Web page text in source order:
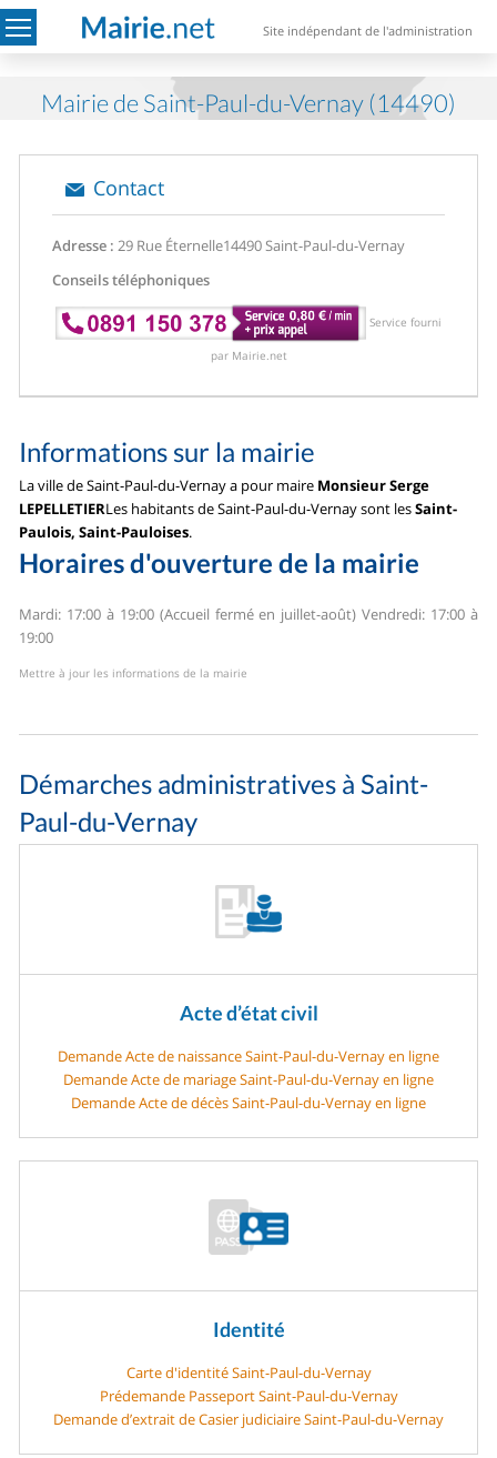
Site indépendant de l'administration
Mairie de Saint-Paul-du-Vernay (14490)
Contact
Adresse : 29 Rue Éternelle14490 Saint-Paul-du-Vernay
Conseils téléphoniques
Service fourni
par Mairie.net
Informations sur la mairie
La ville de Saint-Paul-du-Vernay a pour maire Monsieur Serge
LEPELLETIERLes habitants de Saint-Paul-du-Vernay sont lesSaint-
Paulois, Saint-Pauloises.
Horaires d'ouverture de la mairie
Mardi: 17:00 à 19:00 (Accueil fermé en juillet-août) Vendredi: 17:00 à
19:00
Mettre à jour les informations de la mairie
Démarches administratives à Saint-
Paul-du-Vernay
Acte d’état civil
Demande Acte de naissance Saint-Paul-du-Vernay en ligne
Demande Acte de mariage Saint-Paul-du-Vernay en ligne
Demande Acte de décès Saint-Paul-du-Vernay en ligne
Identité
Carte d'identité Saint-Paul-du-Vernay
Prédemande Passeport Saint-Paul-du-Vernay
Demande d’extrait de Casier judiciaire Saint-Paul-du-Vernay